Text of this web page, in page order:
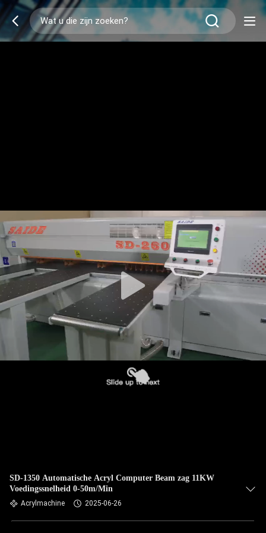
SD-1350 Automatische Acryl Computer Beam zag 11KW
Voedingssnelheid 0-50m/Min
Acrylmachine 2025-06-26